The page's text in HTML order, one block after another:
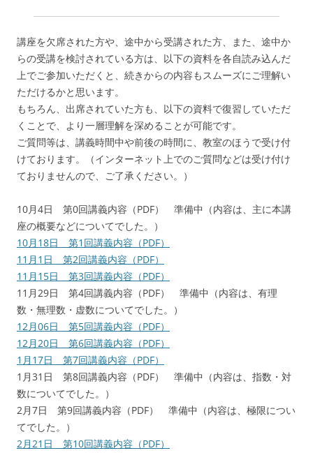
講座を欠席された方や、途中から受講された方、また、途中か
らの受講を検討されている方は、以下の資料を各自読み込んだ
上でご参加いただくと、続きからの内容もスムーズにご理解い
ただけるかと思います。
もちろん、出席されていた方も、以下の資料で復習していただ
くことで、より一層理解を深めることが可能です。
ご質問等は、講義時間中や前後の時間に、教室のほうで受け付
けております。（インターネット上でのご質問などは受け付け
ておりませんので、ご了承ください。）
10月4日 第0回講義内容（PDF） 準備中（内容は、主に本講
座の概要などについてでした。）
10月18日 第1回講義内容（PDF）
11月1日 第2回講義内容（PDF）
11月15日 第3回講義内容（PDF）
11月29日 第4回講義内容（PDF） 準備中（内容は、有理
数・無理数・虚数についてでした。）
12月06日 第5回講義内容（PDF）
12月20日 第6回講義内容（PDF）
1月17日 第7回講義内容（PDF）
1月31日 第8回講義内容（PDF） 準備中（内容は、指数・対
数についてでした。）
2月7日 第9回講義内容（PDF） 準備中（内容は、極限につい
てでした。）
2月21日 第10回講義内容（PDF）